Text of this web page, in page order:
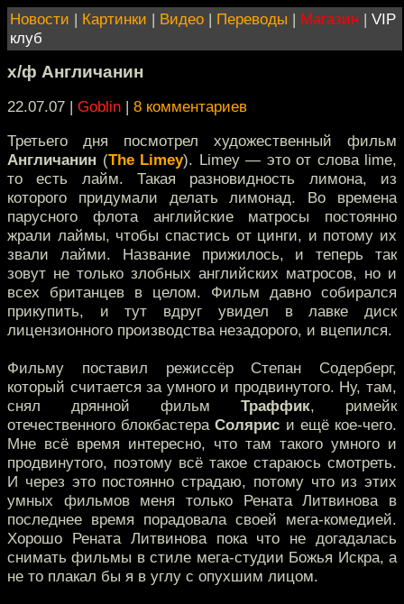
Новости | Картинки | Видео | Переводы | Магазин | VIP
клуб
х/ф Англичанин
22.07.07 | Goblin | 8 комментариев
Третьего дня посмотрел художественный фильм
Англичанин (The Limey). Limey — это от слова lime,
то есть лайм. Такая разновидность лимона, из
которого придумали делать лимонад. Во времена
парусного флота английские матросы постоянно
жрали лаймы, чтобы спастись от цинги, и потому их
звали лайми. Название прижилось, и теперь так
зовут не только злобных английских матросов, но и
всех британцев в целом. Фильм давно собирался
прикупить, и тут вдруг увидел в лавке диск
лицензионного производства незадорого, и вцепился.
Фильму поставил режиссёр Степан Содерберг,
который считается за умного и продвинутого. Ну, там,
снял дрянной фильм Траффик, римейк
отечественного блокбастераСолярис и ещё кое-чего.
Мне всё время интересно, что там такого умного и
продвинутого, поэтому всё такое стараюсь смотреть.
И через это постоянно страдаю, потому что из этих
умных фильмов меня только Рената Литвинова в
последнее время порадовала своей мега-комедией.
Хорошо Рената Литвинова пока что не догадалась
снимать фильмы в стиле мега-студии Божья Искра, а
не то плакал бы я в углу с опухшим лицом.